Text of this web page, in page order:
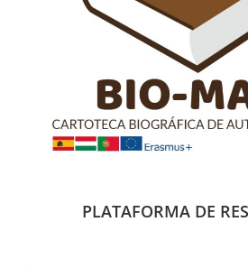
PLATAFORMA DE